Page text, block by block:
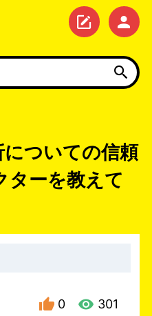
ついての信頼
ターを教えて
0 301